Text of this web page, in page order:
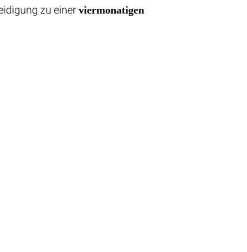
zu einer viermonatigen